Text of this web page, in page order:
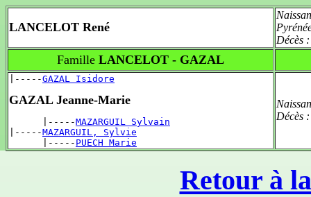
LANCELOT René
Décès
Famille LANCELOT - GAZAL
|-----GAZAL Isidore
GAZAL Jeanne-Marie
      |-----
MAZARGUIL Sylvain
|-----MAZARGUIL, Sylvie
      |-----
PUECH Marie
Décès
Retour à